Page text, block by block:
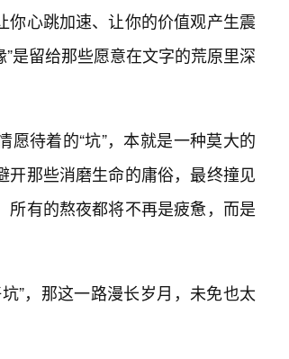
心跳加速、让你的价值观产生震
是留给那些愿意在文字的荒原里深
待着的“坑”，本就是一种莫大的
那些消磨生命的庸俗，最终撞见
所有的熬夜都将不再是疲惫，而是
”，那这一路漫长岁月，未免也太